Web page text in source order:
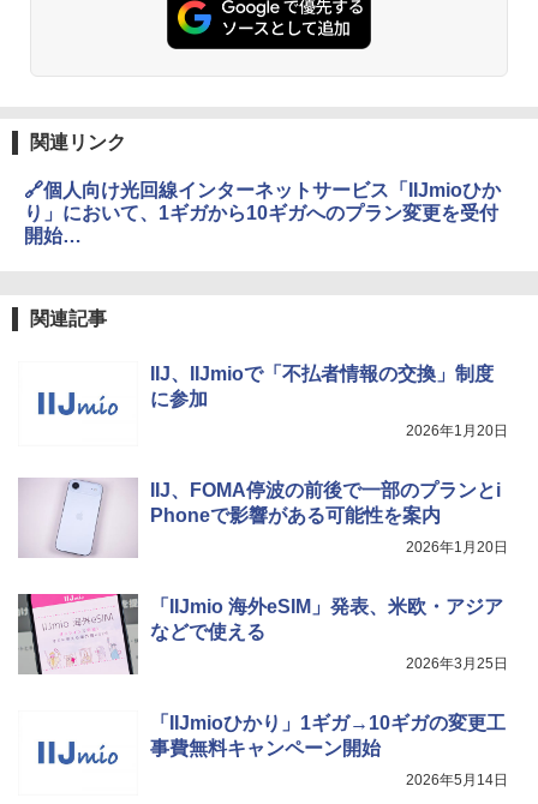
関連リンク
🔗個人向け光回線インターネットサービス「IIJmioひか
り」において、1ギガから10ギガへのプラン変更を受付
開始
関連記事
IIJ、IIJmioで「不払者情報の交換」制度
に参加
2026年1月20日
IIJ、FOMA停波の前後で一部のプランとi
Phoneで影響がある可能性を案内
2026年1月20日
「IIJmio 海外eSIM」発表、米欧・アジア
などで使える
2026年3月25日
「IIJmioひかり」1ギガ→10ギガの変更工
事費無料キャンペーン開始
2026年5月14日